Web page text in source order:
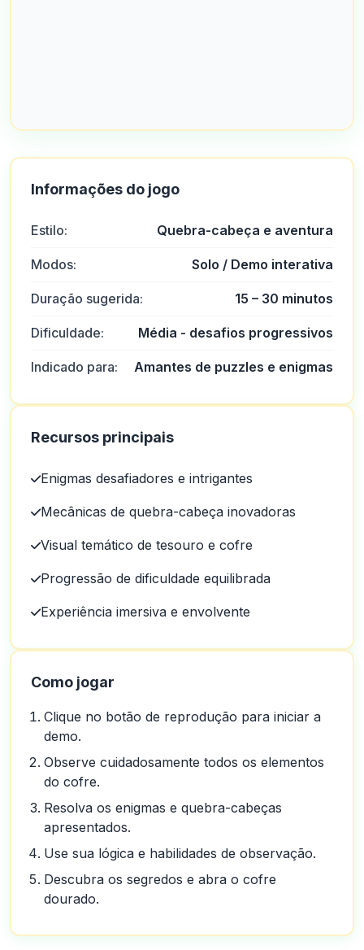
Informações do jogo
Estilo: Quebra-cabeça e aventura
Modos: Solo / Demo interativa
Duração sugerida: 15 – 30 minutos
Dificuldade: Média - desafios progressivos
Indicado para: Amantes de puzzles e enigmas
Recursos principais
Enigmas desafiadores e intrigantes
Mecânicas de quebra-cabeça inovadoras
Visual temático de tesouro e cofre
Progressão de dificuldade equilibrada
Experiência imersiva e envolvente
Como jogar
Clique no botão de reprodução para iniciar a
demo.
Observe cuidadosamente todos os elementos
do cofre.
Resolva os enigmas e quebra-cabeças
apresentados.
Use sua lógica e habilidades de observação.
Descubra os segredos e abra o cofre
dourado.